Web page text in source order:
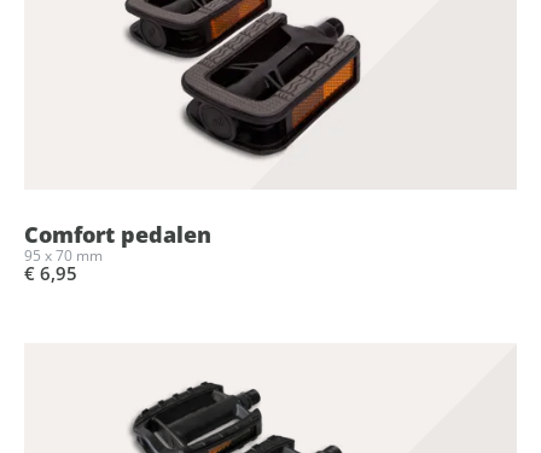
Comfort pedalen
95 x 70 mm
€ 6,95